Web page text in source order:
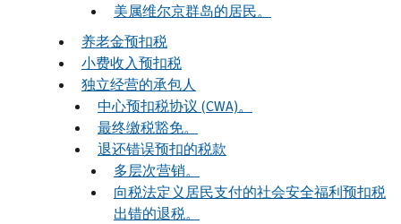
美属维尔京群岛的居民。
养老金预扣税
小费收入预扣税
独立经营的承包人
中心预扣税协议 (CWA)。
最终缴税豁免。
退还错误预扣的税款
多层次营销。
向税法定义居民支付的社会安全福利预扣税
出错的退税。